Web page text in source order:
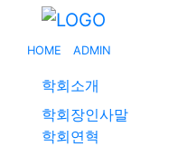
HOME ADMIN
학회소개
학회장인사말
학회연혁